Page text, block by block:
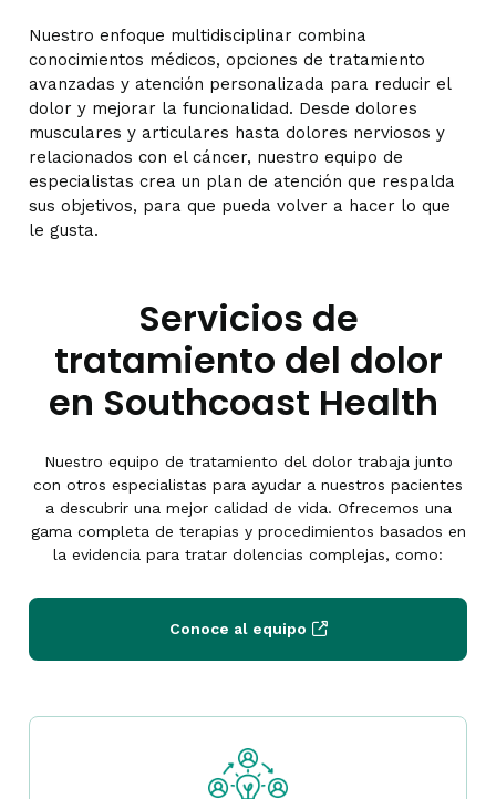
Nuestro enfoque multidisciplinar combina
conocimientos médicos, opciones de tratamiento
avanzadas y atención personalizada para reducir el
dolor y mejorar la funcionalidad. Desde dolores
musculares y articulares hasta dolores nerviosos y
relacionados con el cáncer, nuestro equipo de
especialistas crea un plan de atención que respalda
sus objetivos, para que pueda volver a hacer lo que
le gusta.
Servicios de
tratamiento del dolor
en Southcoast Health
Nuestro equipo de tratamiento del dolor trabaja junto
con otros especialistas para ayudar a nuestros pacientes
a descubrir una mejor calidad de vida. Ofrecemos una
gama completa de terapias y procedimientos basados en
la evidencia para tratar dolencias complejas, como:
Conoce al equipo